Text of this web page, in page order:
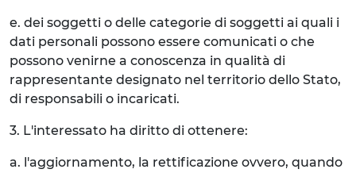
e. dei soggetti o delle categorie di soggetti ai quali i
dati personali possono essere comunicati o che
possono venirne a conoscenza in qualità di
rappresentante designato nel territorio dello Stato,
di responsabili o incaricati.
3. L'interessato ha diritto di ottenere:
a. l'aggiornamento, la rettificazione ovvero, quando